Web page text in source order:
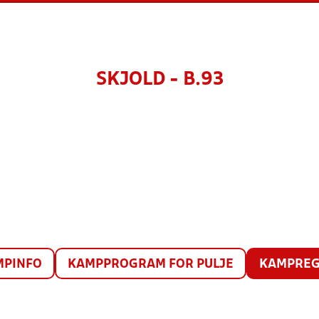
SKJOLD - B.93
KAMPPROGRAM FOR PULJE